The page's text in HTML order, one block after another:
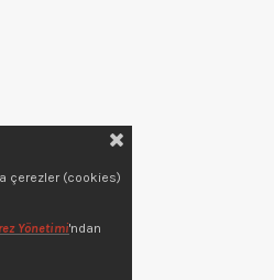
çerezler (cookies)
Yönetimi'ndan